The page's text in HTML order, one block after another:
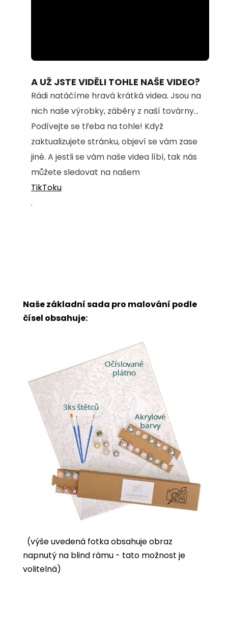
100.00%
A UŽ JSTE VIDĚLI TOHLE NAŠE VIDEO?
Rádi natáčíme hravá krátká videa. Jsou na
nich naše výrobky, záběry z naší továrny...
Podívejte se třeba na tohle! Když
zaktualizujete stránku, objeví se vám zase
jiné. A jestli se vám naše videa líbí, tak nás
můžete sledovat na našem
TikToku
.
Naše základní sada pro malování podle
čísel obsahuje:
(výše uvedená fotka obsahuje obraz
napnutý na blind rámu - tato možnost je
volitelná)